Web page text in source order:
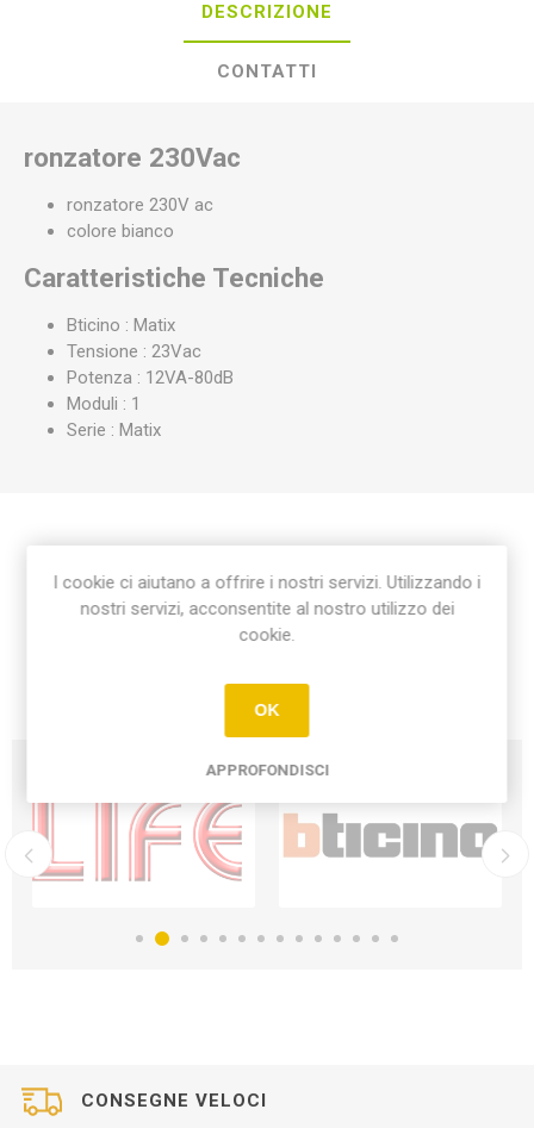
DESCRIZIONE
CONTATTI
ronzatore 230Vac
ronzatore 230V ac
colore bianco
Caratteristiche Tecniche
Bticino : Matix
Tensione : 23Vac
Potenza : 12VA-80dB
Moduli : 1
Serie : Matix
Etichetta del prodotto
ronzatore 230vac
CONSEGNE VELOCI
I cookie ci aiutano a offrire i nostri servizi. Utilizzando i
nostri servizi, acconsentite al nostro utilizzo dei
cookie.
OK
APPROFONDISCI